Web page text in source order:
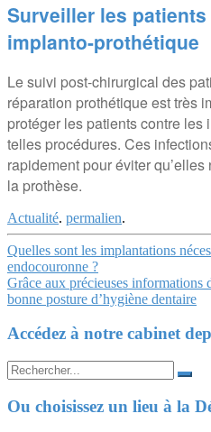
Surveiller les
implanto-prothétique
Le suivi post-chirurgical des
réparation prothétique est très
protéger les patients contre
telles procédures. Ces
rapidement pour éviter
la prothèse.
Actualité. permalien.
Navigation
Article
Quelles sont les implantations
endocouronne ?
Grâce aux précieuses informations
bonne posture d’hygiène dentaire
Accédez à notre cabinet
Search
for:
Ou choisissez un lieu à la